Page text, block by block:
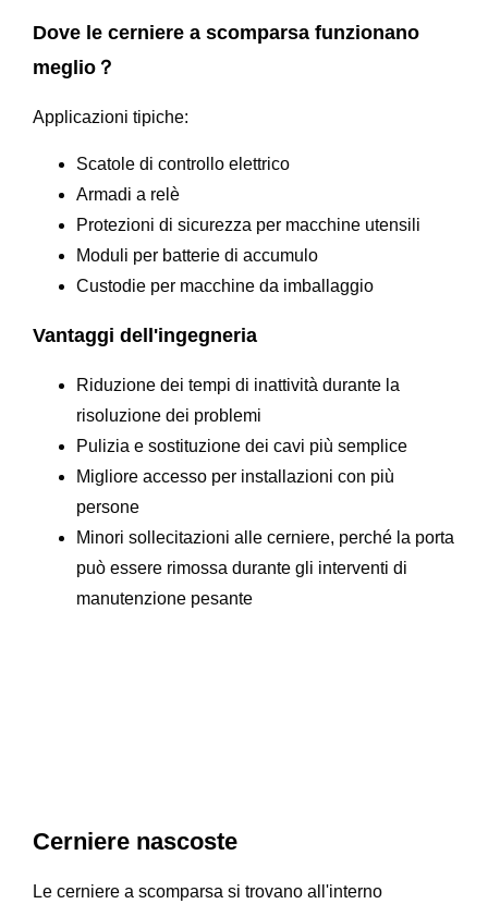
Dove le cerniere a scomparsa funzionano
meglio？
Applicazioni tipiche:
Scatole di controllo elettrico
Armadi a relè
Protezioni di sicurezza per macchine utensili
Moduli per batterie di accumulo
Custodie per macchine da imballaggio
Vantaggi dell'ingegneria
Riduzione dei tempi di inattività durante la
risoluzione dei problemi
Pulizia e sostituzione dei cavi più semplice
Migliore accesso per installazioni con più
persone
Minori sollecitazioni alle cerniere, perché la porta
può essere rimossa durante gli interventi di
manutenzione pesante
Cerniere nascoste
Le cerniere a scomparsa si trovano all'interno